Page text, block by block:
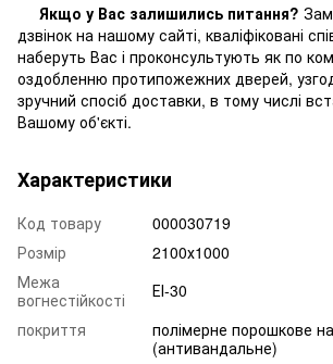
Якщо у Вас залишились питання?
дзвінок на нашому сайті, кваліфіковані
наберуть Вас і проконсультують як по
оздобленню протипожежних дверей,
зручний спосіб доставки, в тому числі
Вашому об'єкті.
Характеристики
Код товару
000030719
Розмір
2100х1000
Межа
вогнестійкості
ЕІ-30
покриття
полімерне порошкове
(антивандальне)